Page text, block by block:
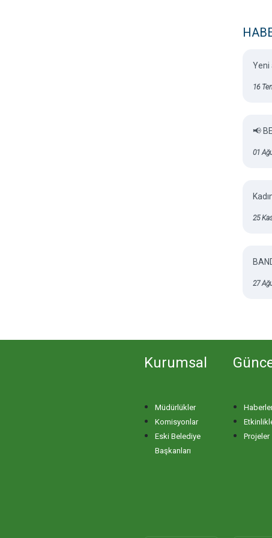
Yeni
16
📢
01
25
27
Kurumsal
Müdürlükler
Komisyonlar
Eski Belediye
Başkanları
Projeler